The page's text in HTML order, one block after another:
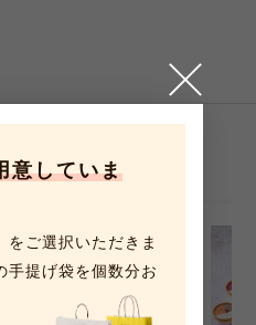
意していま
をご選択いただきま
手提げ袋を個数分お